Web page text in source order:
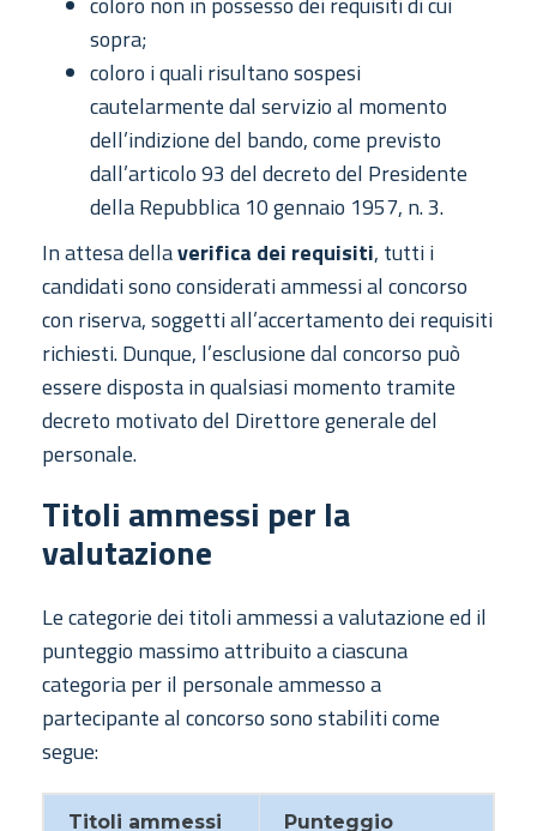
sopra;
coloro i quali risultano sospesi
cautelarmente dal servizio al momento
dell’indizione del bando, come previsto
dall’articolo 93 del decreto del Presidente
della Repubblica 10 gennaio 1957, n. 3.
In attesa dellaverifica dei requisiti, tutti i
candidati sono considerati ammessi al concorso
con riserva, soggetti all’accertamento dei requisiti
richiesti. Dunque, l’esclusione dal concorso può
essere disposta in qualsiasi momento tramite
decreto motivato del Direttore generale del
personale.
Titoli ammessi per la
valutazione
Le categorie dei titoli ammessi a valutazione ed il
punteggio massimo attribuito a ciascuna
categoria per il personale ammesso a
partecipante al concorso sono stabiliti come
segue:
Titoli ammessi
Punteggio